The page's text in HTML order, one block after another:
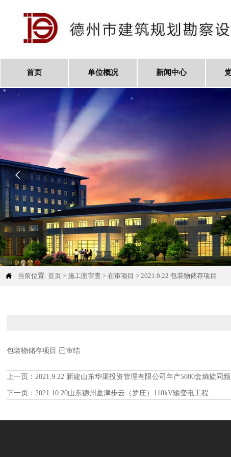
首页 单位概况 新闻中心

 当前位置: 首页 > 施工图审查 > 在审项目 > 2021.9.22 包装物储存项目
包装物储存项目 已审结
上一页：2021.9.22 新建山东华渠投资管理有限公司年产5000套熵旋同
下一页： 2021.10.20山东德州夏津步云（罗庄）110kV输变电工程